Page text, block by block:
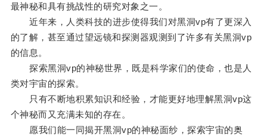
最神秘和具有挑战性的研究对象之一。
近年来，人类科技的进步使得我们对黑洞vp有了更深入
的了解，甚至通过望远镜和探测器观测到了许多有关黑洞vp
的信息。
探索黑洞vp的神秘世界，既是科学家们的使命，也是人
类对宇宙的探索。
只有不断地积累知识和经验，才能更好地理解黑洞vp这
个神秘而又充满未知的存在。
愿我们能一同揭开黑洞vp的神秘面纱，探索宇宙的奥